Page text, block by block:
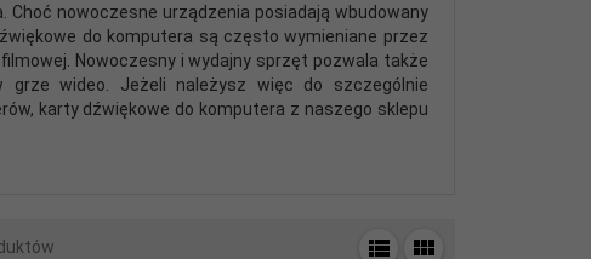
nowoczesne urządzenia posiadają wbudowany
do komputera są często wymieniane przez
Nowoczesny i wydajny sprzęt pozwala także
grze wideo. Jeżeli należysz więc do szczególnie
karty dźwiękowe do komputera z naszego sklepu